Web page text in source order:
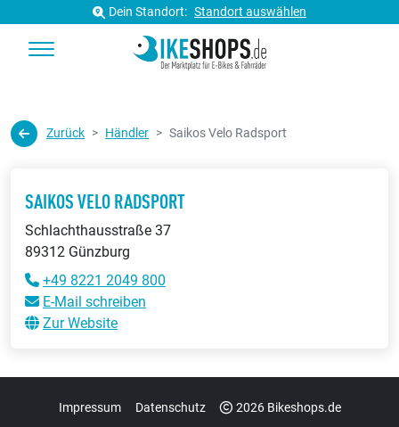
Dein Standort: Standort auswählen
Zurück Händler Saikos Velo Radsport
SAIKOS VELO RADSPORT
Schlachthausstraße 37
89312 Günzburg
+49 8221 2049 800
E-Mail schreiben
Zur Website
Impressum Datenschutz 2026 Bikeshops.de